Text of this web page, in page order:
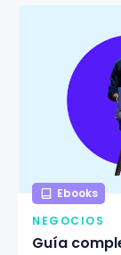
Ebooks
NEGOCIOS
Guía